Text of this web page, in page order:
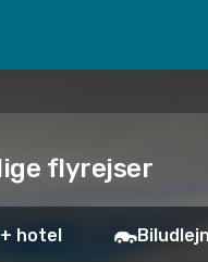
flyrejser
hotel